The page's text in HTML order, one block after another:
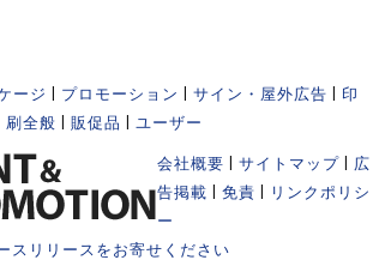
ージ プロモーション サイン・屋外広告
印
刷全般
販促品 ユーザー
会社概要 サイトマップ
広
告掲載
免責
リンクポリシ
ー
スリリースをお寄せください